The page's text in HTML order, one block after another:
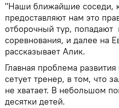
"Наши ближайшие соседи,
предоставляют нам это
отборочный тур, попадают
соревнования, и далее на
рассказывает Алик.
Главная проблема
сетует тренер, в том, что
не хватает. В небольшом
десятки детей.